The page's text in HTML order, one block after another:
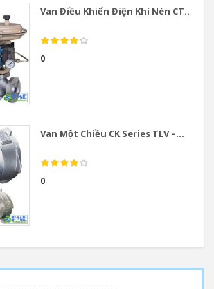
Van Điều Khiển Điện Khí Nén CT...
0
Van Một Chiều CK Series TLV –...
0